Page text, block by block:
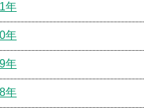
年
年
年
年